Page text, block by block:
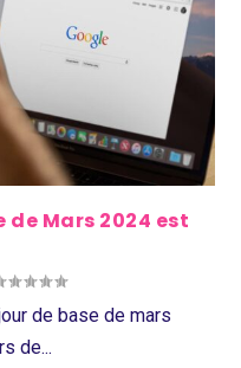
de Mars 2024 est
de base de mars
de...